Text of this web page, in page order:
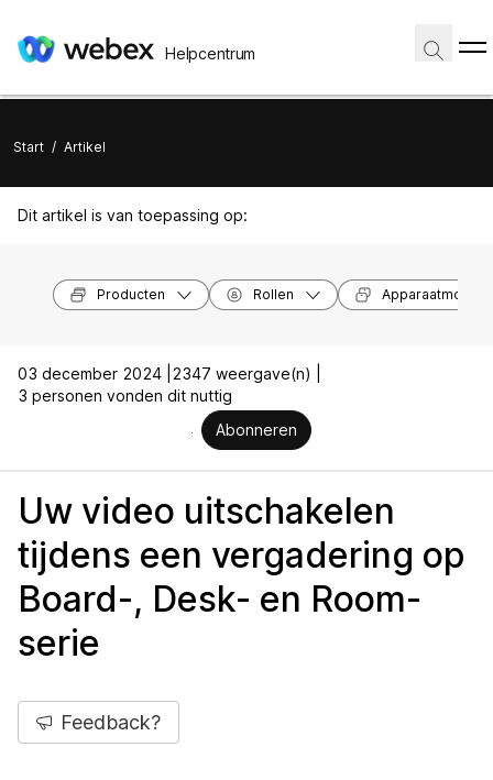
Helpcentrum
Start / Artikel
Dit artikel is van toepassing op:
Producten Rollen
03 december 2024 |
2347 weergave(n) |
3 personen vonden dit nuttig
Abonneren
Uw video uitschakelen
tijdens een vergadering op
Board-, Desk- en Room-
serie
Feedback?